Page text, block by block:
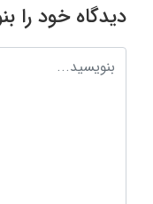
دیدگاه خود را